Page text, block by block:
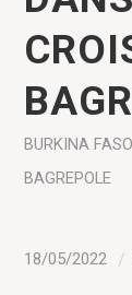
BURKINA FASO
BAGREPOLE
18/05/2022 /